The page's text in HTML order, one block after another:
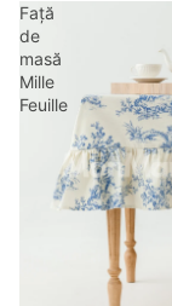
Față
de
masă
Mille
Feuille